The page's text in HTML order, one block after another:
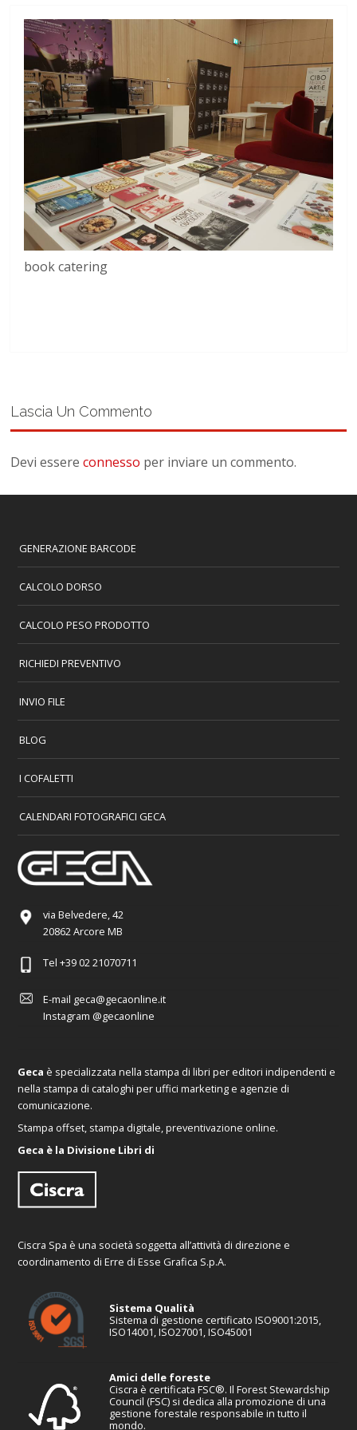
book catering
Lascia Un Commento
Devi essereconnesso per inviare un commento.
GENERAZIONE BARCODE
CALCOLO DORSO
CALCOLO PESO PRODOTTO
RICHIEDI PREVENTIVO
INVIO FILE
BLOG
I COFALETTI
CALENDARI FOTOGRAFICI GECA
via Belvedere, 42
20862 Arcore MB
Tel +39 02 21070711
E-mail geca@gecaonline.it
Instagram @gecaonline
Geca è specializzata nella stampa di libri per editori indipendenti e
nella stampa di cataloghi per uffici marketing e agenzie di
comunicazione.
Stampa offset, stampa digitale, preventivazione online.
Geca è la Divisione Libri di
Ciscra Spa è una società soggetta all’attività di direzione e
coordinamento di Erre di Esse Grafica S.p.A.
Sistema Qualità
Sistema di gestione certificato ISO9001:2015,
ISO14001, ISO27001, ISO45001
Amici delle foreste
Ciscra è certificata FSC®. Il Forest Stewardship
Council (FSC) si dedica alla promozione di una
gestione forestale responsabile in tutto il
mondo.